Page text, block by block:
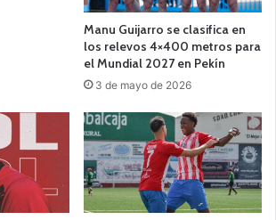
Manu Guijarro se clasifica en
los relevos 4×400 metros para
el Mundial 2027 en Pekín
3 de mayo de 2026